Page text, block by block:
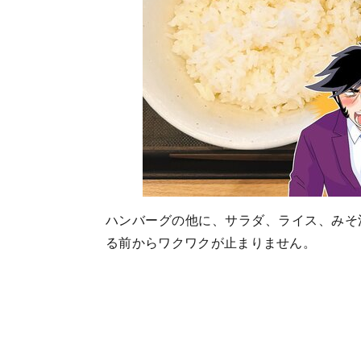
ハンバーグの他に、サラダ、ライス、み
る前からワクワクが止まりません。